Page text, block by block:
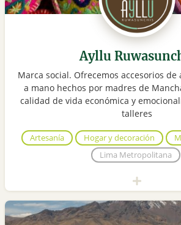
Ayllu
Marca social. Ofrecemos accesorios
a mano hechos por madres de
calidad de vida económica y
talleres
Artesanía Hogar y decoración
Lima Metropolitana